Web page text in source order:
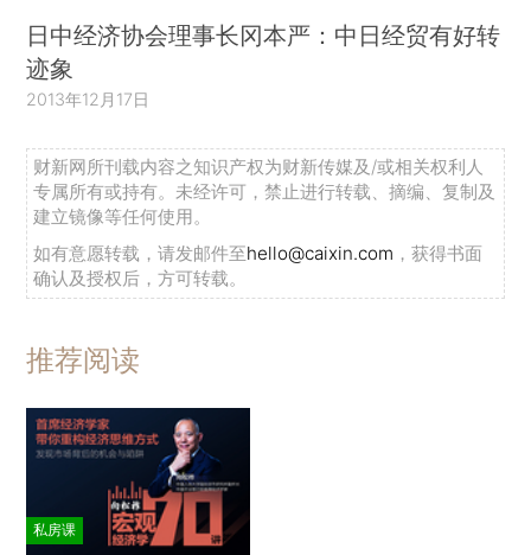
日中经济协会理事长冈本严：中日经贸有好转
迹象
2013年12月17日
财新网所刊载内容之知识产权为财新传媒及/或相关权利人
专属所有或持有。未经许可，禁止进行转载、摘编、复制及
建立镜像等任何使用。
如有意愿转载，请发邮件至hello@caixin.com ，获得书面
确认及授权后，方可转载。
推荐阅读
私房课